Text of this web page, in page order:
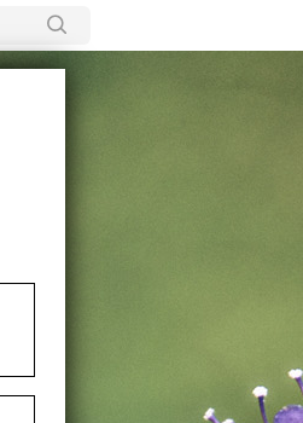
所有博客